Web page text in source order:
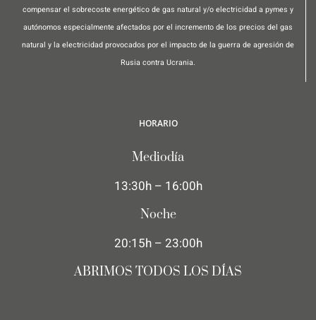
compensar el sobrecoste energético de gas natural y/o electricidad a pymes y
autónomos especialmente afectados por el incremento de los precios del gas
natural y la electricidad provocados por el impacto de la guerra de agresión de
Rusia contra Ucrania.
HORARIO
Mediodía
13:30h – 16:00h
Noche
20:15h – 23:00h
ABRIMOS TODOS LOS DÍAS